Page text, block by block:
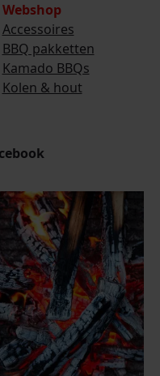
Webshop
Accessoires
BBQ pakketten
Kamado BBQs
Kolen & hout